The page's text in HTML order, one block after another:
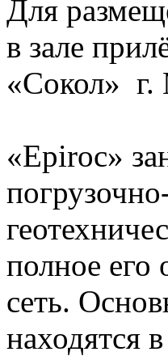
Для
в зале
«Сокол» г.
«Epiroc»
полное его
сеть.